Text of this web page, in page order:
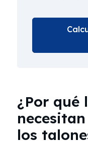
¿Por qué
los